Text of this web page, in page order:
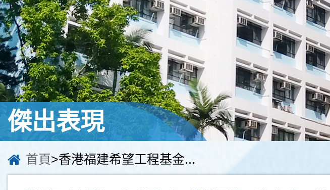
傑出表現
首頁>香港福建希望工程基金...